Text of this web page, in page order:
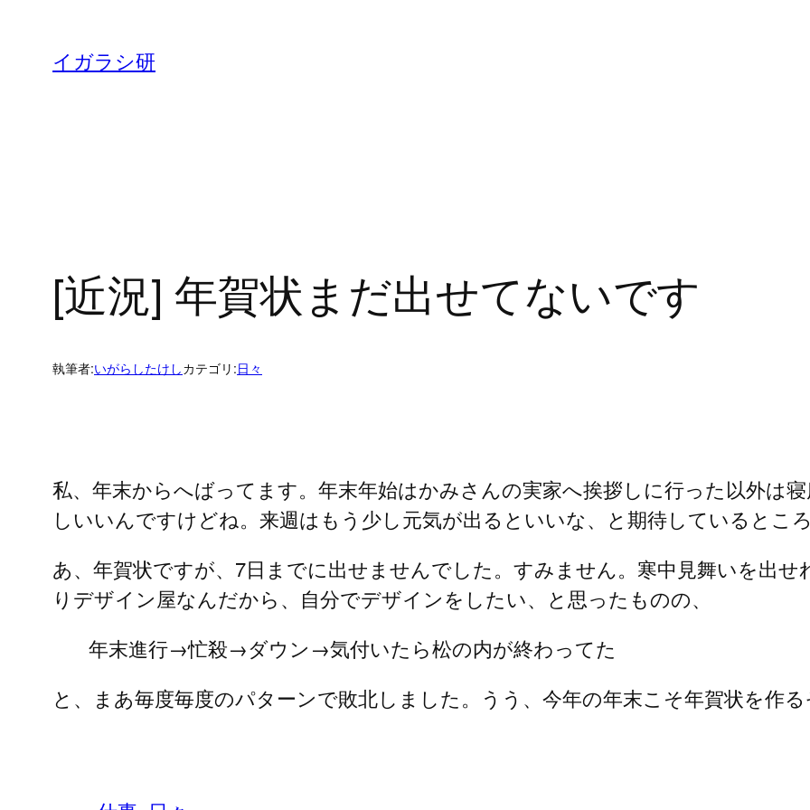
イガラシ研
[近況] 年賀状まだ出せてないです
執筆者:いがらしたけしカテゴリ:日々
私、年末からへばってます。年末年始はかみさんの実家へ挨拶しに行った以外は
しいいんですけどね。来週はもう少し元気が出るといいな、と期待しているところ
あ、年賀状ですが、7日までに出せませんでした。すみません。寒中見舞いを出
りデザイン屋なんだから、自分でデザインをしたい、と思ったものの、
年末進行→忙殺→ダウン→気付いたら松の内が終わってた
と、まあ毎度毎度のパターンで敗北しました。うう、今年の年末こそ年賀状を作る